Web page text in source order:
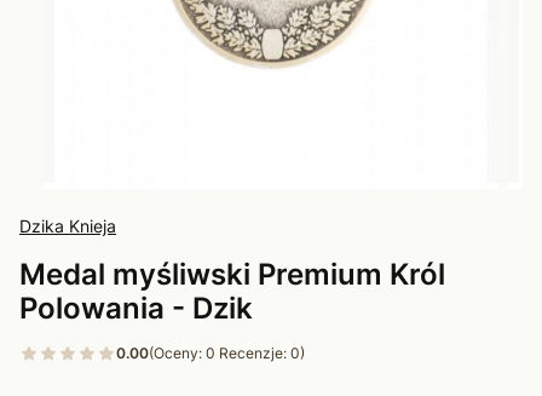
Dzika Knieja
Medal myśliwski Premium Król
Polowania - Dzik
0.00(Oceny: 0 Recenzje: 0)